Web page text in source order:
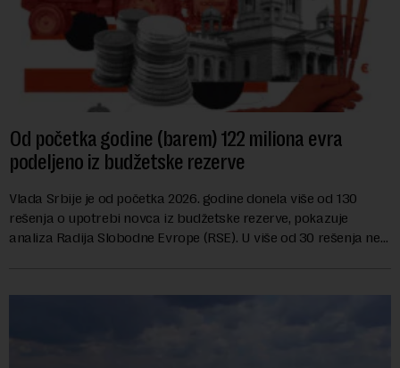
Od početka godine (barem) 122 miliona evra
podeljeno iz budžetske rezerve
Vlada Srbije je od početka 2026. godine donela više od 130
rešenja o upotrebi novca iz budžetske rezerve, pokazuje
analiza Radija Slobodne Evrope (RSE). U više od 30 rešenja ne